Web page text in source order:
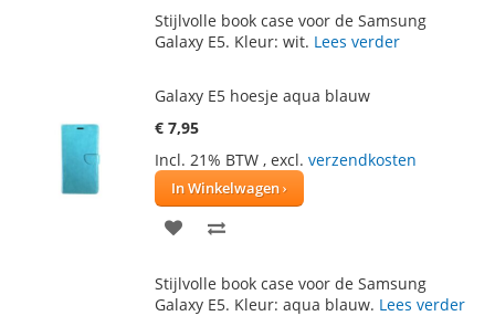
AAN
TE
Stijlvolle book case voor de Samsung
Galaxy E5. Kleur: wit. Lees verder
Galaxy E5 hoesje aqua blauw
€ 7,95
Incl. 21% BTW , excl. verzendkosten
In Winkelwagen
VOEG
AAN
TE
Stijlvolle book case voor de Samsung
Galaxy E5. Kleur: aqua blauw. Lees verder